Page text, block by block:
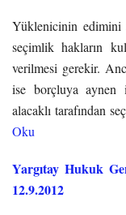
Yüklenicinin edimini
seçimlik hakların
verilmesi gerekir.
ise borçluya
alacaklı tarafından
Oku
Yargıtay Hukuk
12.9.2012